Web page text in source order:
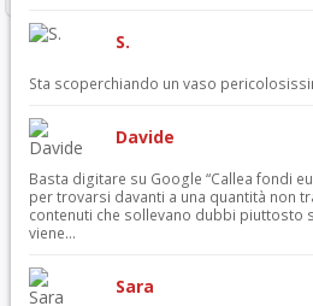
S.
Sta scoperchiando un vaso
Davide
Basta digitare su Google “Callea fondi
per trovarsi davanti a una quantità non
contenuti che sollevano dubbi piuttosto
viene...
Sara